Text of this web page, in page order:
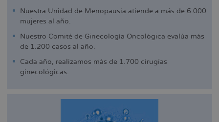
Nuestra Unidad de Menopausia atiende a más de 6.000
mujeres al año.
Nuestro Comité de Ginecología Oncológica evalúa más
de 1.200 casos al año.
Cada año, realizamos más de 1.700 cirugías
ginecológicas.